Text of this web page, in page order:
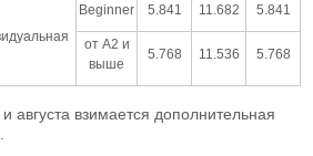
Beginner 5.841 11.682 5.841
от А2 и
выше
5.768 11.536 5.768
августа взимается дополнительная